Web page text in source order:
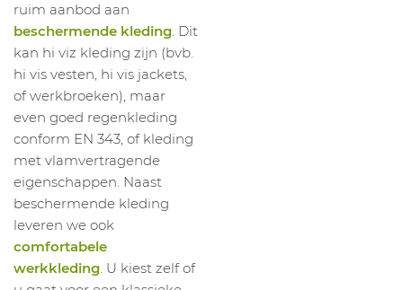
ruim aanbod aan
beschermende kleding. Dit
kan hi viz kleding zijn (bvb.
hi vis vesten, hi vis jackets,
of werkbroeken), maar
even goed regenkleding
conform EN 343, of kleding
met vlamvertragende
eigenschappen. Naast
beschermende kleding
leveren we ook
comfortabele
werkkleding. U kiest zelf of